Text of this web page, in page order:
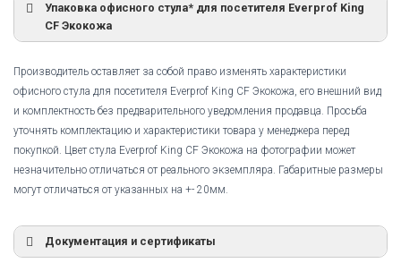
Упаковка офисного стула* для посетителя Everprof King
CF Экокожа
Производитель оставляет за собой право изменять характеристики
офисного стула для посетителя Everprof King CF Экокожа, его внешний вид
и комплектность без предварительного уведомления продавца. Просьба
уточнять комплектацию и характеристики товара у менеджера перед
покупкой. Цвет стула Everprof King CF Экокожа на фотографии может
незначительно отличаться от реального экземпляра. Габаритные размеры
могут отличаться от указанных на +- 20мм.
Документация и сертификаты